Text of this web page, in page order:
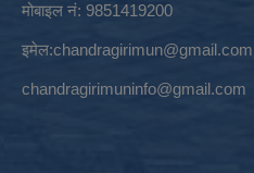
मोबाइल नं: 9851419200
इमेल:chandragirimun@gmail.com
chandragirimuninfo@gmail.com